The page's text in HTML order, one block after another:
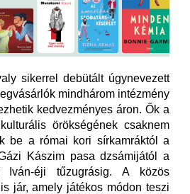
sikerrel debütált úgynevezett
mindhárom intézmény
kedvezményes áron. Ők a
örökségének csaknem
be a római kori sírkamráktól a
Kászim pasa dzsámijától a
Iván-éji tűzugrásig. A közös
jár, amely játékos módon teszi